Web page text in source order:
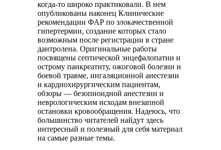
когда-то широко практиковали. В нем
опубликованы наконец Клинические
рекомендации ФАР по злокачественной
гипертермии, создание которых стало
возможным после регистрации в стране
дантролена. Оригинальные работы
посвящены септической энцефалопатии и
острому панкреатиту, ожоговой болезни и
боевой травме, ингаляционной анестезии
и кардиохирургическим пациентам,
обзоры — безопиоидной анестезии и
неврологическим исходам внезапной
остановки кровообращения. Надеюсь, что
большинство читателей найдут здесь
интересный и полезный для себя материал
на самые разные темы.